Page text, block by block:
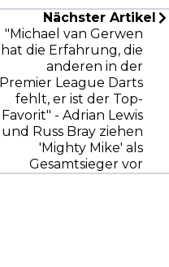
Nächster Artikel
"Michael van Gerwen
hat die Erfahrung, die
anderen in der
Premier League Darts
fehlt, er ist der Top-
Favorit" - Adrian Lewis
und Russ Bray ziehen
'Mighty Mike' als
Gesamtsieger vor